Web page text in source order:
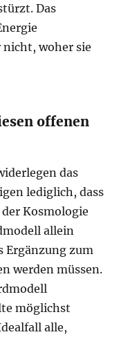
Das
woher sie
offenen
das
lediglich, dass
Kosmologie
allein
Ergänzung zum
werden müssen.
möglichst
alle,